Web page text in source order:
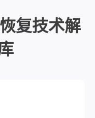
复技术解